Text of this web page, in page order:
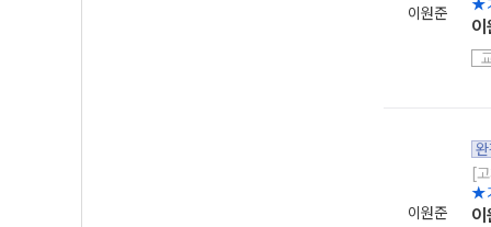
이원준 ★
이원준
[
★